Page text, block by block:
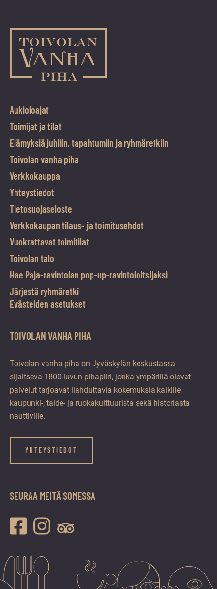
Aukioloajat
Toimijat ja tilat
Elämyksiä juhliin, tapahtumiin ja ryhmäretkiin
Toivolan vanha piha
Verkkokauppa
Yhteystiedot
Tietosuojaseloste
Verkkokaupan tilaus- ja toimitusehdot
Vuokrattavat toimitilat
Toivolan talo
Hae Paja-ravintolan pop-up-ravintoloitsijaksi
Järjestä ryhmäretki
Evästeiden asetukset
TOIVOLAN VANHA PIHA
Toivolan vanha piha on Jyväskylän keskustassa
sijaitseva 1800-luvun pihapiiri, jonka ympärillä olevat
palvelut tarjoavat ilahduttavia kokemuksia kaikille
kaupunki-, taide- ja ruokakulttuurista sekä historiasta
nauttiville.
YHTEYSTIEDOT
SEURAA MEITÄ SOMESSA